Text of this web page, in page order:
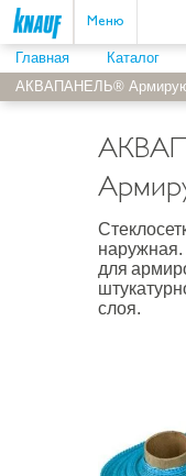
Меню
Главная Каталог
АКВАПАНЕЛЬ®
для
слоя.